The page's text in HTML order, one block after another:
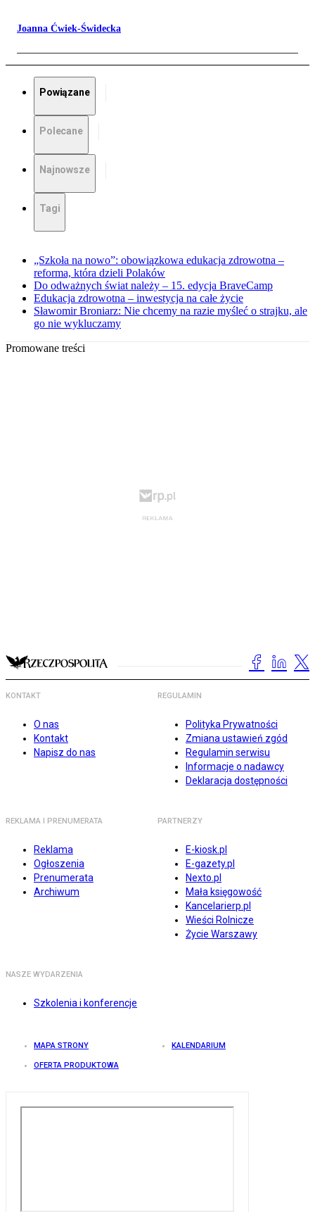
Joanna Ćwiek-Świdecka
Powiązane
Polecane
Najnowsze
Tagi
„Szkoła na nowo”: obowiązkowa edukacja zdrowotna –
reforma, która dzieli Polaków
Do odważnych świat należy – 15. edycja BraveCamp
Edukacja zdrowotna – inwestycja na całe życie
Sławomir Broniarz: Nie chcemy na razie myśleć o strajku, ale
go nie wykluczamy
Promowane treści
KONTAKT
O nas
Kontakt
Napisz do nas
REGULAMIN
Polityka Prywatności
Zmiana ustawień zgód
Regulamin serwisu
Informacje o nadawcy
Deklaracja dostępności
REKLAMA I PRENUMERATA
Reklama
Ogłoszenia
Prenumerata
Archiwum
PARTNERZY
E-kiosk.pl
E-gazety.pl
Nexto.pl
Mała księgowość
Kancelarierp.pl
Wieści Rolnicze
Życie Warszawy
NASZE WYDARZENIA
Szkolenia i konferencje
MAPA STRONY KALENDARIUM
OFERTA PRODUKTOWA